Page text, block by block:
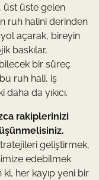
üst üste gelen
ruh halini derinden
açarak, bireyin
baskılar,
bir süreç
ruh hali, iş
da yıkıcı.
rakiplerinizi
geliştirmek,
edebilmek
her kayıp yeni bir